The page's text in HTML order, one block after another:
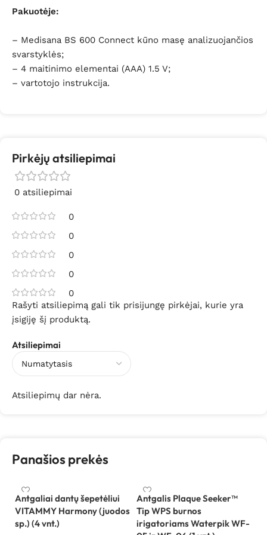
Pakuotėje:
– Medisana BS 600 Connect kūno masę analizuojančios
svarstyklės;
– 4 maitinimo elementai (AAA) 1.5 V;
– vartotojo instrukcija.
Pirkėjų atsiliepimai
0 atsiliepimai
0
0
0
0
0
Atsiliepimai
Atsiliepimų dar nėra.
Rašyti atsiliepimą gali tik prisijungę pirkėjai, kurie yra
įsigiję šį produktą.
Panašios prekės
Antgaliai dantų šepetėliui
VITAMMY Harmony (juodos
sp.) (4 vnt.)
Antgalis Plaque Seeker™
Tip WPS burnos
irigatoriams Waterpik WF-